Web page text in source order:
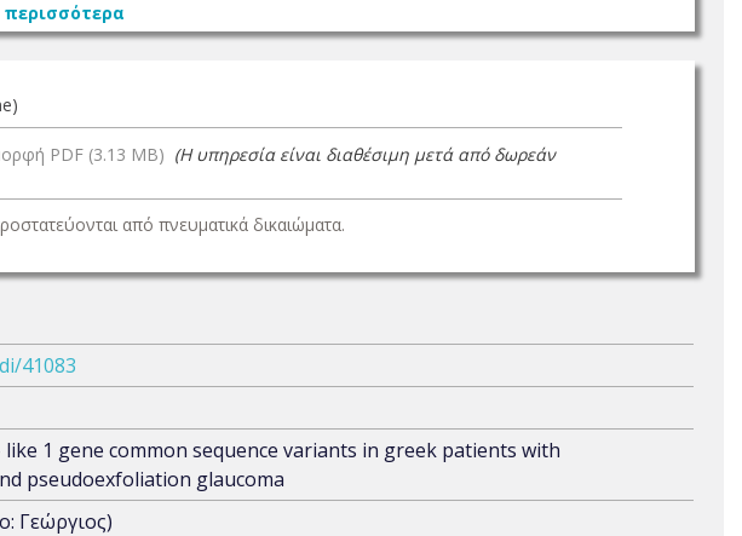
περισσότερα
PDF (3.13 MB) (Η υπηρεσία είναι διαθέσιμη μετά από δωρεάν
από πνευματικά δικαιώματα.
41083
1 gene common sequence variants in greek patients with
pseudoexfoliation glaucoma
Γεώργιος)